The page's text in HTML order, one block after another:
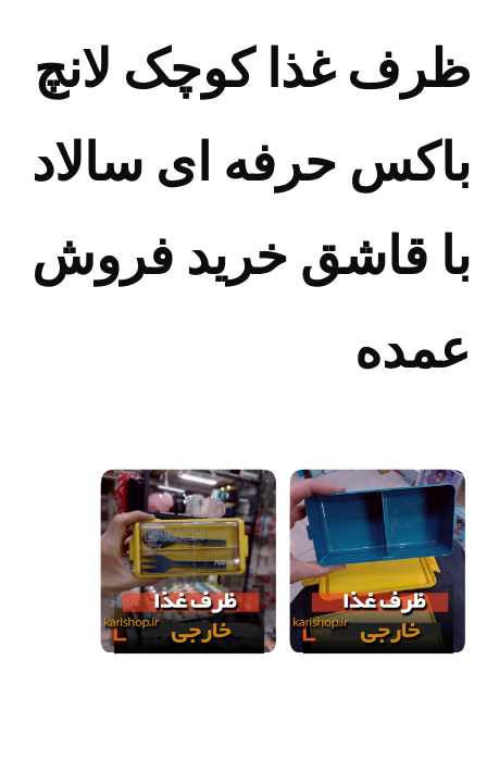
ظرف غذا کوچک لانچ
باکس حرفه ای سالاد
با قاشق خرید فروش
عمده